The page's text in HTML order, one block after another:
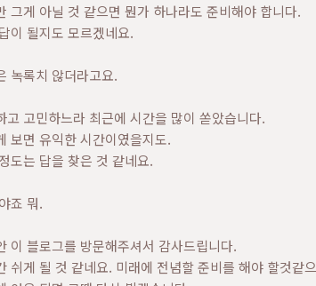
그게 아닐 것 같으면 뭔가 하나라도 준비해야 합니다.
이 될지도 모르겠네요.
녹록치 않더라고요.
고 고민하느라 최근에 시간을 많이 쏟았습니다.
보면 유익한 시간이였을지도.
도는 답을 찾은 것 같네요.
죠 뭐.
이 블로그를 방문해주셔서 감사드립니다.
쉬게 될 것 같네요. 미래에 전념할 준비를 해야 할것같